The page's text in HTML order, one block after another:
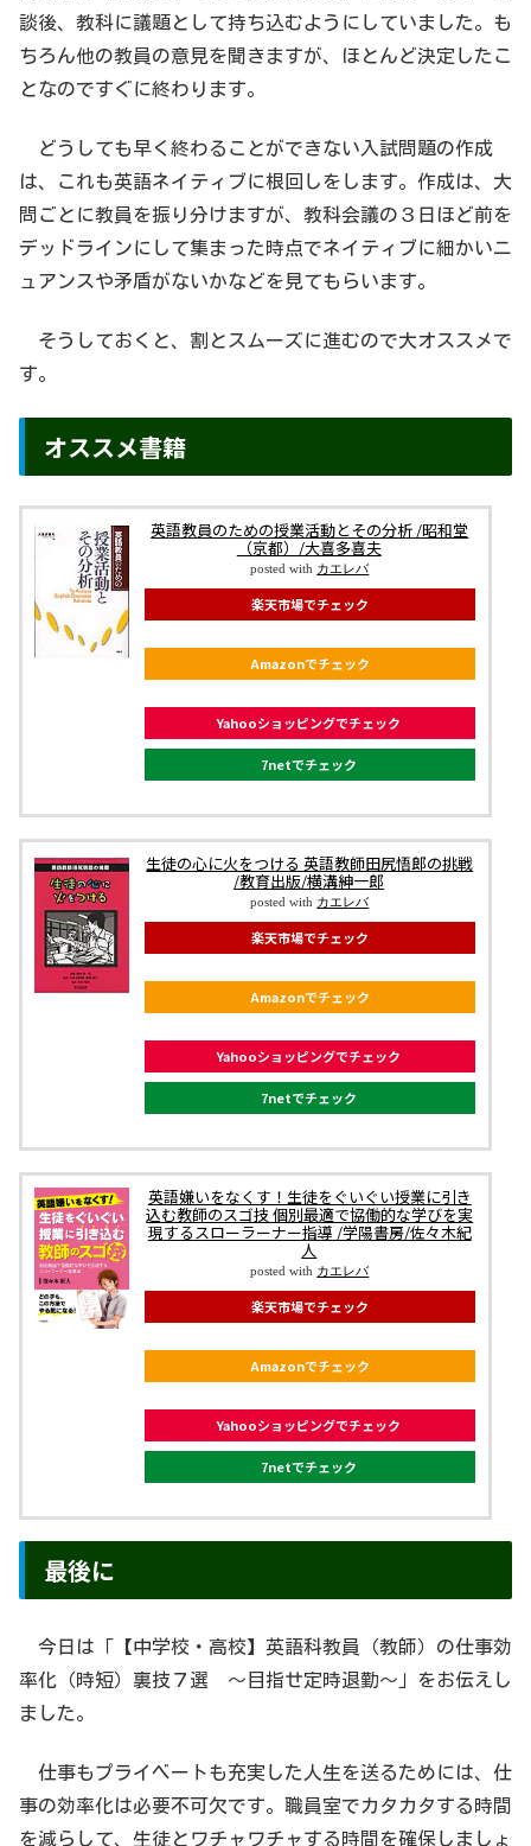
談後、教科に議題として持ち込むようにしていました。も
ちろん他の教員の意見を聞きますが、ほとんど決定したこ
となのですぐに終わります。
どうしても早く終わることができない入試問題の作成
は、これも英語ネイティブに根回しをします。作成は、大
問ごとに教員を振り分けますが、教科会議の３日ほど前を
デッドラインにして集まった時点でネイティブに細かいニ
ュアンスや矛盾がないかなどを見てもらいます。
そうしておくと、割とスムーズに進むので大オススメで
す。
オススメ書籍
英語教員のための授業活動とその分析 /昭和堂
（京都）/大喜多喜夫
posted with カエレバ
楽天市場でチェック
Amazonでチェック
Yahooショッピングでチェック
7netでチェック
生徒の心に火をつける 英語教師田尻悟郎の挑戦
/教育出版/横溝紳一郎
posted with カエレバ
楽天市場でチェック
Amazonでチェック
Yahooショッピングでチェック
7netでチェック
英語嫌いをなくす！生徒をぐいぐい授業に引き
込む教師のスゴ技 個別最適で協働的な学びを実
現するスローラーナー指導 /学陽書房/佐々木紀
人
posted with カエレバ
楽天市場でチェック
Amazonでチェック
Yahooショッピングでチェック
7netでチェック
最後に
今日は「【中学校・高校】英語科教員（教師）の仕事効
率化（時短）裏技７選 〜目指せ定時退勤〜」をお伝えし
ました。
仕事もプライベートも充実した人生を送るためには、仕
事の効率化は必要不可欠です。職員室でカタカタする時間
を減らして、生徒とワチャワチャする時間を確保しましょ